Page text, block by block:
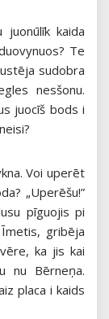
kaida
Te
sudobra
nesšonu.
juocīš bods i
Voi uperēt
„Uperēšu!”
pīguojis pi
gribēja
ka jis kai
nu Bērneņa.
placa i kaids